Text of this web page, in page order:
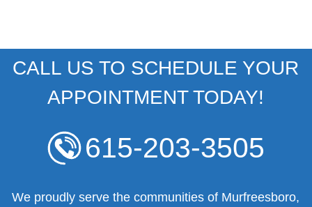
CALL US TO SCHEDULE YOUR
APPOINTMENT TODAY!
615-203-3505
We proudly serve the communities of Murfreesboro,